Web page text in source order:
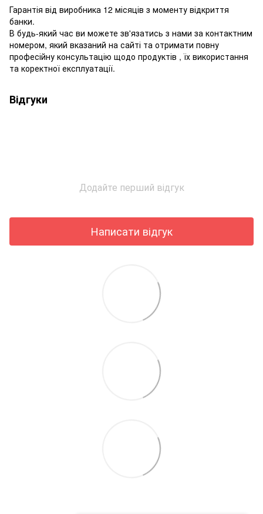
Гарантія від виробника 12 місяців з моменту відкриття
банки.
В будь-який час ви можете зв'язатись з нами за контактним
номером, який вказаний на сайті та отримати повну
професійну консультацію щодо продуктів , їх використання
та коректної експлуатації.
Відгуки
Додайте перший відгук
Написати відгук